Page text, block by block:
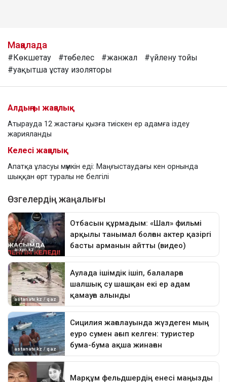
Мақалада
#Көкшетау #төбелес #жанжал
#үйлену тойы
#уақытша ұстау изоляторы
Алдыңғы жаңалық
Атырауда 12 жастағы қызға тиіскен ер адамға іздеу
жарияланды
Келесі жаңалық
Апатқа ұласуы мүмкін еді: Маңғыстаудағы кен орнында
шыққан өрт туралы не белгілі